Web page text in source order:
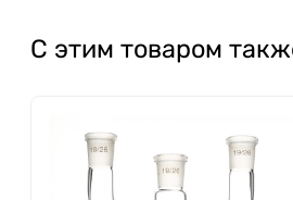
С этим товаром